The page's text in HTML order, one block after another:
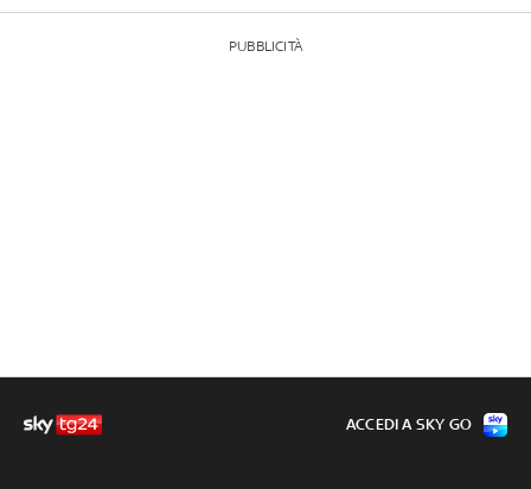
PUBBLICITÀ
ACCEDI A SKY GO